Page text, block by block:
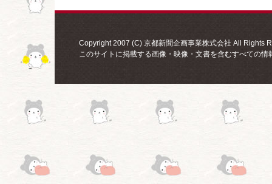
Copyright 2007 (C) 京都新聞企画事業株式会社 All Rights
このサイトに掲載する画像・映像・文書を含むすべての